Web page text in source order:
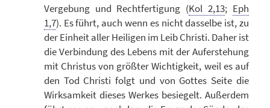
Vergebung und Rechtfertigung (Kol 2,13; Eph
1,7). Es führt, auch wenn es nicht dasselbe ist, zu
der Einheit aller Heiligen im Leib Christi. Daher ist
die Verbindung des Lebens mit der Auferstehung
mit Christus von größter Wichtigkeit, weil es auf
den Tod Christi folgt und von Gottes Seite die
Wirksamkeit dieses Werkes besiegelt. Außerdem